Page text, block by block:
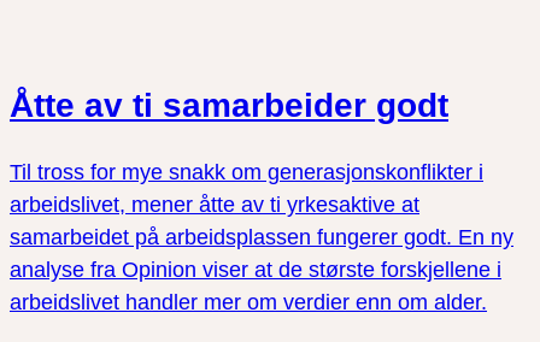
Åtte av ti samarbeider godt
Til tross for mye snakk om generasjonskonflikter i
arbeidslivet, mener åtte av ti yrkesaktive at
samarbeidet på arbeidsplassen fungerer godt. En ny
analyse fra Opinion viser at de største forskjellene i
arbeidslivet handler mer om verdier enn om alder.